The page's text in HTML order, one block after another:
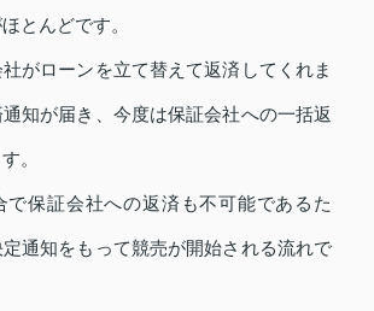
とんどです。
がローンを立て替えて返済してくれま
知が届き、今度は保証会社への一括返
。
で保証会社への返済も不可能であるた
通知をもって競売が開始される流れで